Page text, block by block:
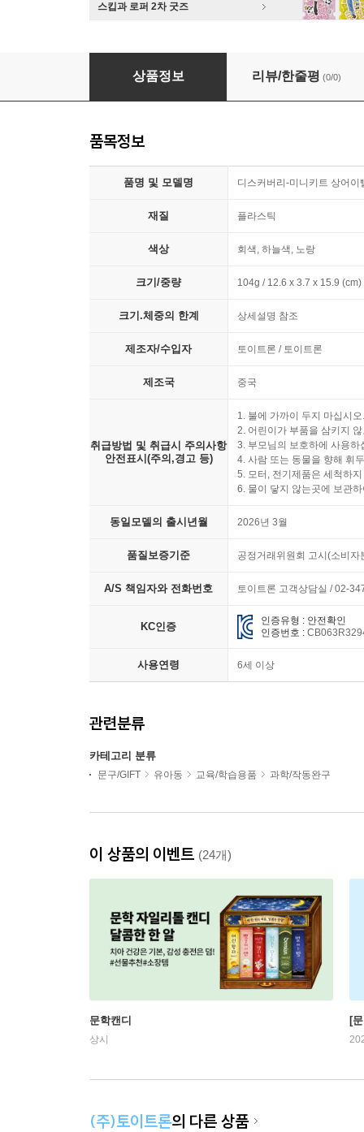
스킵과 로퍼 2차 굿즈
디스커버리-미니키트 상어이빨캐기
상품정보 리뷰/한줄평 (0/0)
품목정보
품명 및 모델명 디스커버리-미니키트 상어이
재질 플라스틱
색상 회색, 하늘색, 노랑
크기/중량 104g / 12.6 x 3.7 x 15.9 (cm)
크기.체중의 한계 상세설명 참조
제조자/수입자 토이트론 / 토이트론
제조국 중국
취급방법 및 취급시 주의사항
안전표시(주의,경고 등)
1. 불에 가까이 두지 마십시오.
2. 어린이가 부품을 삼키지
3. 부모님의 보호하에 사용하
4. 사람 또는 동물을 향해 휘
5. 모터, 전기제품은 세척하
6. 물이 닿지 않는곳에 보관
동일모델의 출시년월 2026년 3월
품질보증기준 공정거래위원회 고시(소비
A/S 책임자와 전화번호 토이트론 고객상담실 / 02-
KC인증
인증유형 : 안전확인
인증번호 :
사용연령 6세 이상
관련분류
카테고리 분류
문구/GIFT 유아동 교육/학습용품 과학/작동완구
이 상품의 이벤트 (24개)
문학캔디
상시
[
(주)토이트론의 다른 상품